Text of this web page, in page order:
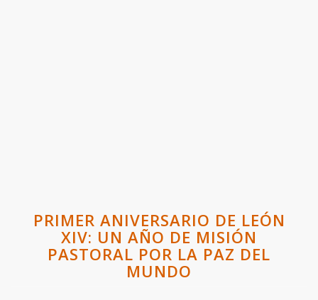
PRIMER ANIVERSARIO DE LEÓN
XIV: UN AÑO DE MISIÓN
PASTORAL POR LA PAZ DEL
MUNDO